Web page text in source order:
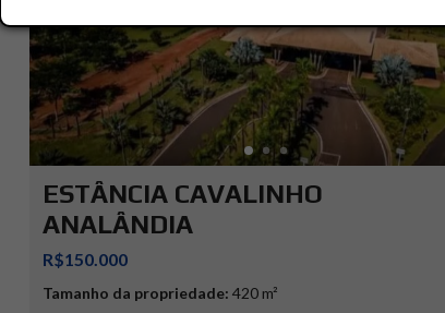
ESTÂNCIA CAVALINHO
ANALÂNDIA
R$150.000
Tamanho da propriedade: 420 m²